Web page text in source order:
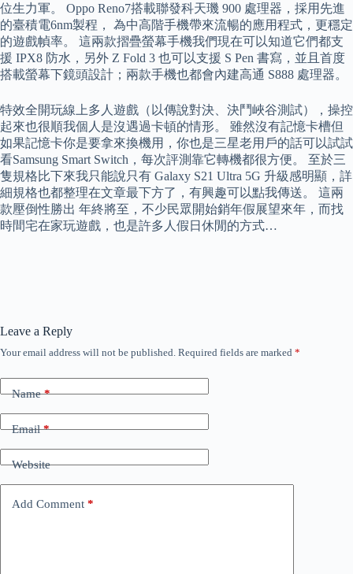
位生力軍。 Oppo Reno7搭載聯發科天璣 900 處理器，採用先進
的臺積電6nm製程， 為中高階手機帶來流暢的應用程式，更穩定
的遊戲幀率。 這兩款摺疊螢幕手機我們現在可以知道它們都支
援 IPX8 防水，另外 Z Fold 3 也可以支援 S Pen 書寫，並且首度
搭載螢幕下鏡頭設計；兩款手機也都會內建高通 S888 處理器。
特效全開玩線上多人遊戲（以傳說對決、決鬥峽谷測試），操控
起來也很順我個人是沒遇過卡頓的情形。 雖然沒有記憶卡槽但
如果記憶卡你是要拿來換機用，你也是三星老用戶的話可以試試
看Samsung Smart Switch，每次評測靠它轉機都很方便。 至於三
隻規格比下來我只能說只有 Galaxy S21 Ultra 5G 升級感明顯，詳
細規格也都整理在文章最下方了，有興趣可以點我傳送。 這兩
款壓倒性勝出 年終將至，不少民眾開始銷年假展望來年，而找
時間宅在家玩遊戲，也是許多人假日休閒的方式…
Leave a Reply
Your email address will not be published. Required fields are marked *
Name*
Email*
Website
Add Comment *